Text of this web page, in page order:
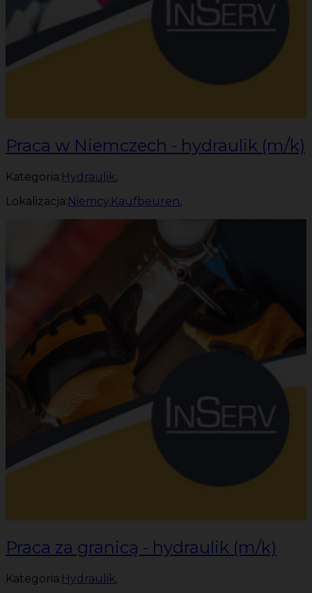
Praca w Niemczech - hydraulik (m/k)
Kategoria:Hydraulik,
Lokalizacja:Niemcy,Kaufbeuren,
Praca za granicą - hydraulik (m/k)
Kategoria:Hydraulik,